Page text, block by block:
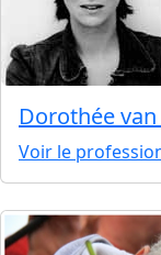
Dorothée
Voir le